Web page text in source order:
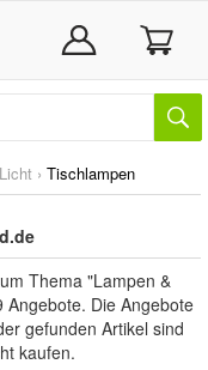
› Tischlampen
Thema "Lampen &
Angebote. Die Angebote
gefunden Artikel sind
kaufen.